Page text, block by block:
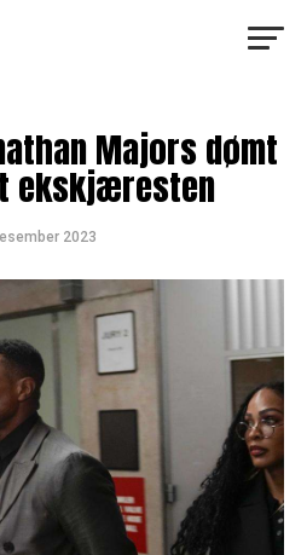
Majors dømt
ekskjæresten
2023